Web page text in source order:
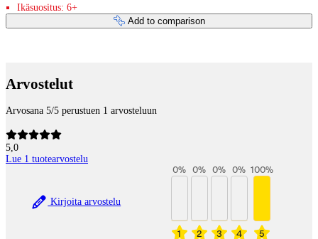
Ikäsuositus: 6+
Add to comparison
Arvostelut
Arvosana 5/5 perustuen 1 arvosteluun
5,0
Lue 1 tuotearvostelu
Kirjoita arvostelu
1
0%
2
0%
3
0%
4
0%
5
100%